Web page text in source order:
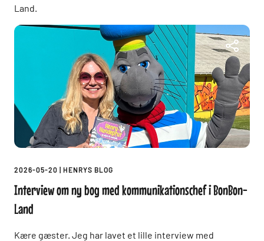
Land.
2026-05-20 HENRYS BLOG
Interview om ny bog med kommunikationschef i BonBon-
Land
Kære gæster. Jeg har lavet et lille interview med